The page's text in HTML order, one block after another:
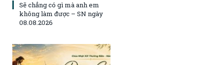
Sẽ chẳng có gì mà anh em
không làm được – SN ngày
08.08.2026